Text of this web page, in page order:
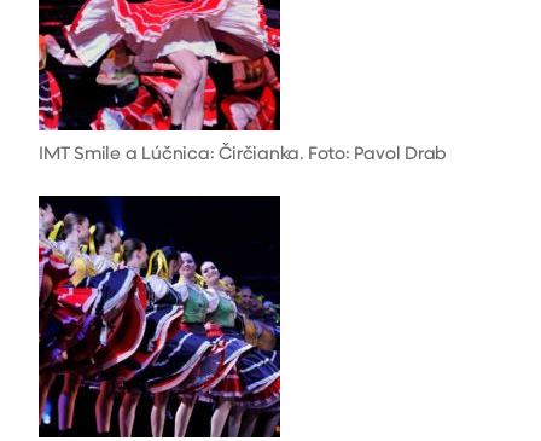
IMT Smile a Lúčnica: Čirčianka. Foto: Pavol Drab